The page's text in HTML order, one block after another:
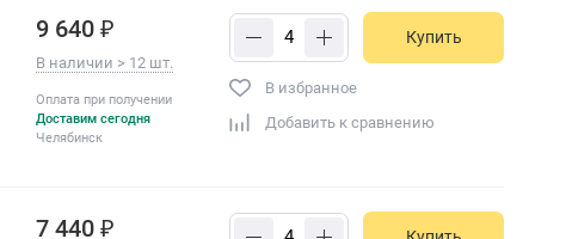
9 640 ₽
В наличии > 12 шт.
Оплата при получении
Доставим сегодня
Челябинск
Купить
В избранное
Добавить к сравнению
7 440 ₽